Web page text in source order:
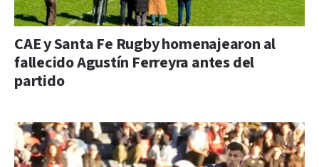
CAE y Santa Fe Rugby homenajearon al
fallecido Agustín Ferreyra antes del
partido